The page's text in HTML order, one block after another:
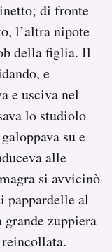
di fronte
l’altra nipote
della figlia. Il
e
e usciva nel
lo studiolo
su e
alle
si avvicinò
pappardelle al
grande zuppiera
reincollata.